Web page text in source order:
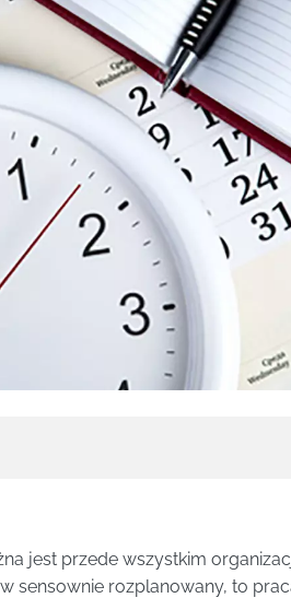
jest przede wszystkim
sensownie rozplanowany, to